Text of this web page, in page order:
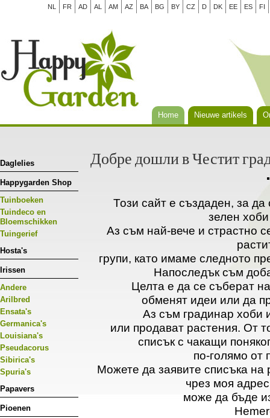
NL FR AD AL AM AZ BA BG BY CZ D DK EE ES FI
Home Nieuwe artikels
Daglelies
Happygarden Shop
Tuinboeken
Tuindeco en
Bloemschikken
Tuingerief
Hosta's
Irissen
Andere
Arilbred
Ensata's
Germanica's
Louisiana's
Pseudacorus
Sibirica's
Spuria's
Papavers
Pioenen
Добре дошли в Честит
Този сайт е създаден, за
зелен
Аз съм най-вече и страстно
групи, като имаме следното
Напоследък съм
Целта е да се съберат
обменят идеи или да
Аз съм градинар хоби
или продават растения. От
списък с чакащи
по-голямо от
Можете да заявите списъка на
чрез моя
може да бъде